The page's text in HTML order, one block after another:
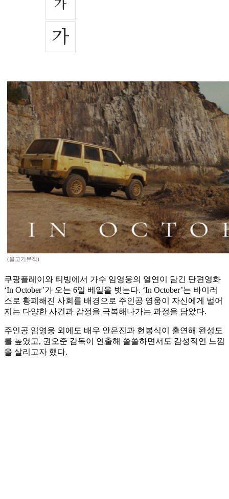
(물고기뮤직)
쿠팡플레이와 티빙에서 가수 임영웅의 열연이 담긴 단편영화
‘In October’가 오는 6일 베일을 벗는다. ‘In October’는 바이러
스로 황폐해진 사회를 배경으로 주인공 영웅이 자신에게 벌어
지는 다양한 사건과 감정을 극복해나가는 과정을 담았다.
주인공 임영웅 외에도 배우 안은진과 현봉식이 출연해 완성도
를 높였고, 권오준 감독이 연출해 쓸쓸하면서도 감성적인 느낌
을 살리고자 했다.